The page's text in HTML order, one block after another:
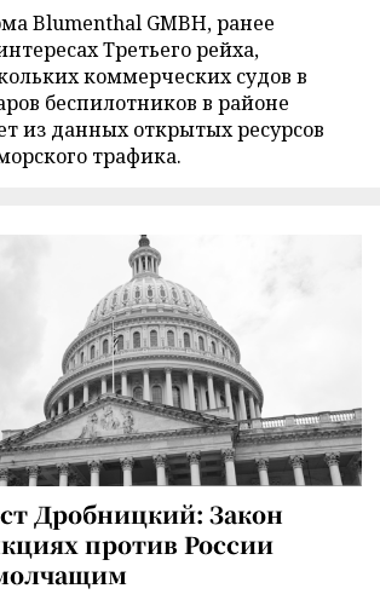
Blumenthal GMBH, ранее
Третьего рейха,
коммерческих судов в
беспилотников в районе
из данных открытых ресурсов
трафика.
Дробницкий: Закон
против России